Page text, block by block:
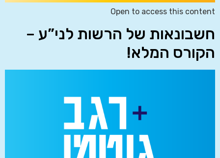
Open to access this content
חשבונאות של הרשות לני”ע –
הקורס המלא!